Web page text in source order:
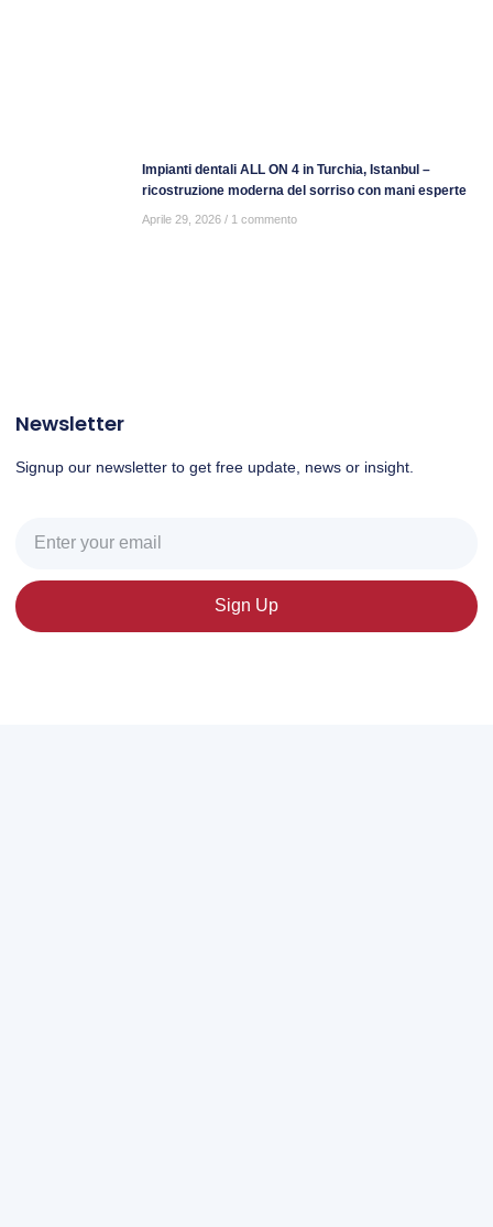
Impianti dentali ALL ON 4 in Turchia, Istanbul –
ricostruzione moderna del sorriso con mani esperte
Aprile 29, 2026 1 commento
Newsletter
Signup our newsletter to get free update, news or insight.
Sign Up